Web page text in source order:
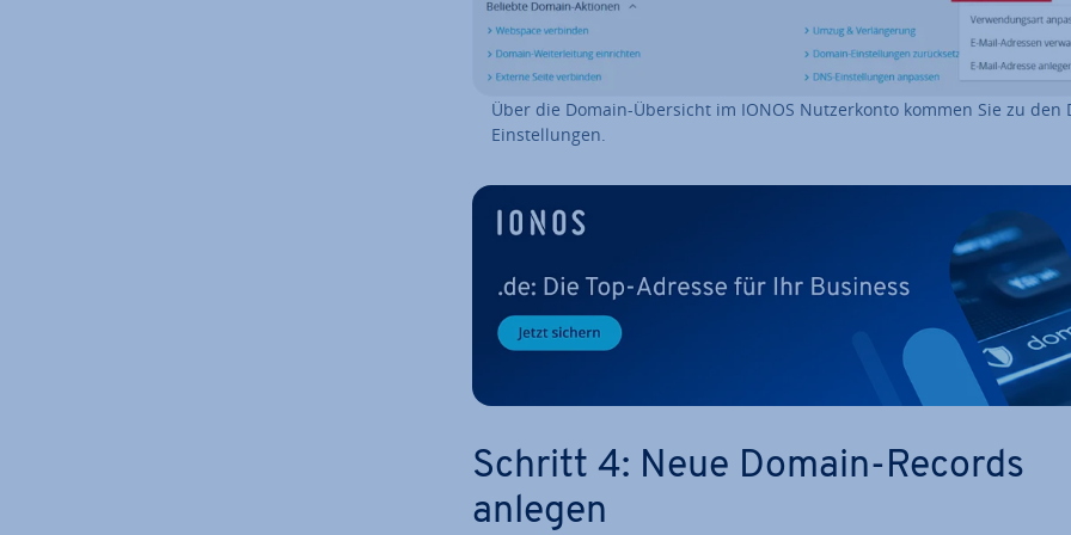
Über die Domain-Übersicht im IONOS Nut­zer­kon­to kommen Sie zu den
Ein­stel­lun­gen.
Schritt 4: Neue Domain-Records
anlegen